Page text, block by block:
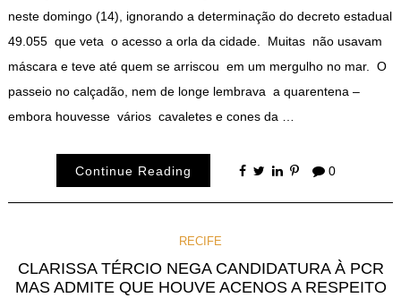
neste domingo (14), ignorando a determinação do decreto estadual
49.055 que veta o acesso a orla da cidade. Muitas não usavam
máscara e teve até quem se arriscou em um mergulho no mar. O
passeio no calçadão, nem de longe lembrava a quarentena –
embora houvesse vários cavaletes e cones da …
Continue Reading 0
RECIFE
CLARISSA TÉRCIO NEGA CANDIDATURA À PCR
MAS ADMITE QUE HOUVE ACENOS A RESPEITO